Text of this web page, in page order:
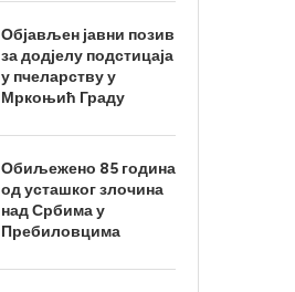
Објављен јавни позив
за додјелу подстицаја
у пчеларству у
Мркоњић Граду
Обиљежено 85 година
од усташког злочина
над Србима у
Пребиловцима